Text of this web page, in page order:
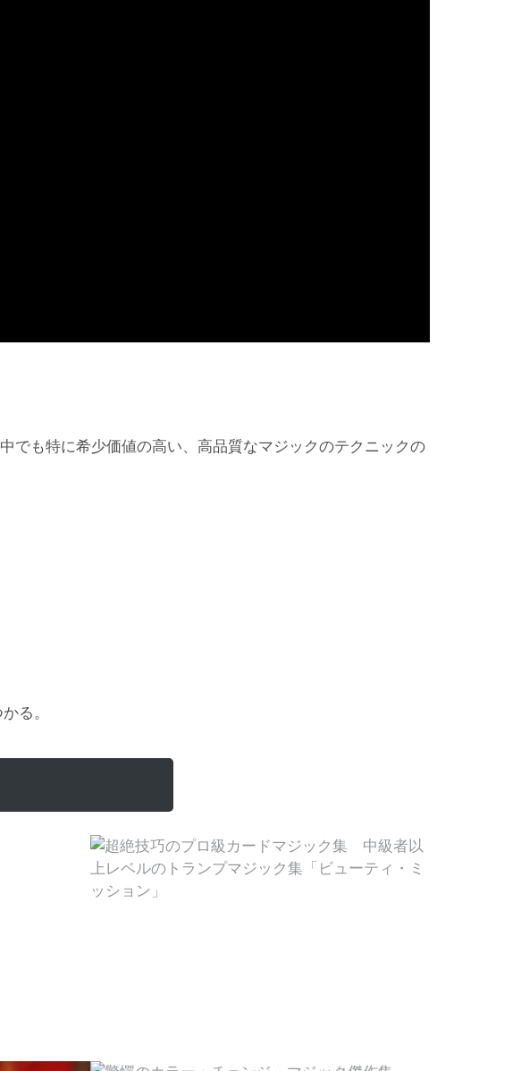
でも特に希少価値の高い、高品質なマジックのテクニックの
る。